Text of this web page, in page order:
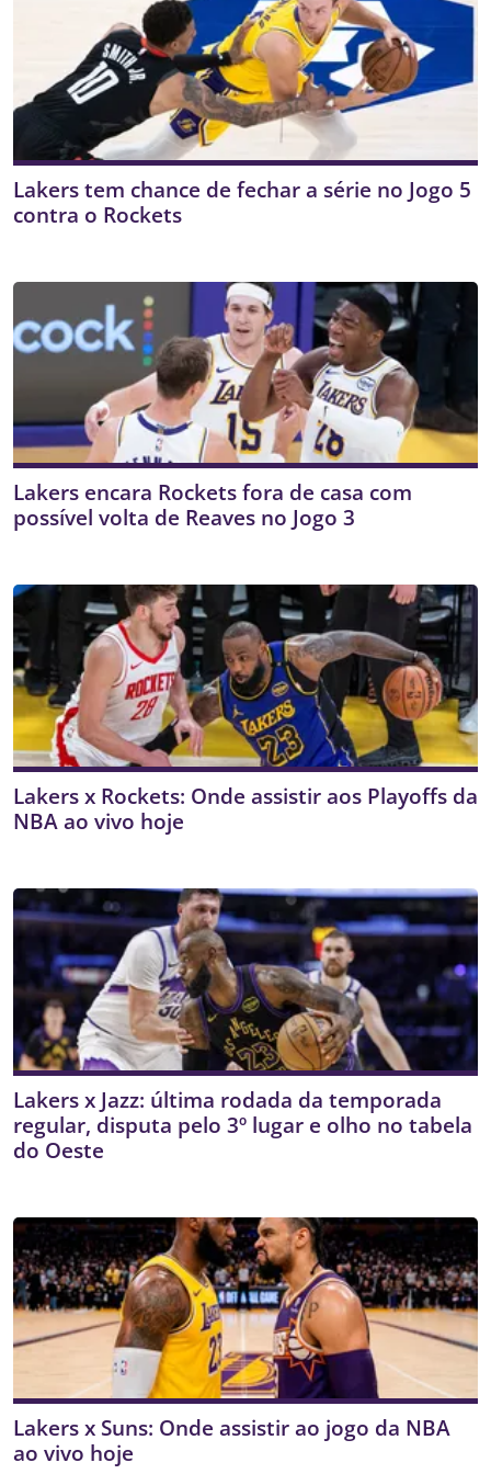
Lakers tem chance de fechar a série no Jogo 5
contra o Rockets
Lakers encara Rockets fora de casa com
possível volta de Reaves no Jogo 3
Lakers x Rockets: Onde assistir aos Playoffs da
NBA ao vivo hoje
Lakers x Jazz: última rodada da temporada
regular, disputa pelo 3º lugar e olho no tabela
do Oeste
Lakers x Suns: Onde assistir ao jogo da NBA
ao vivo hoje